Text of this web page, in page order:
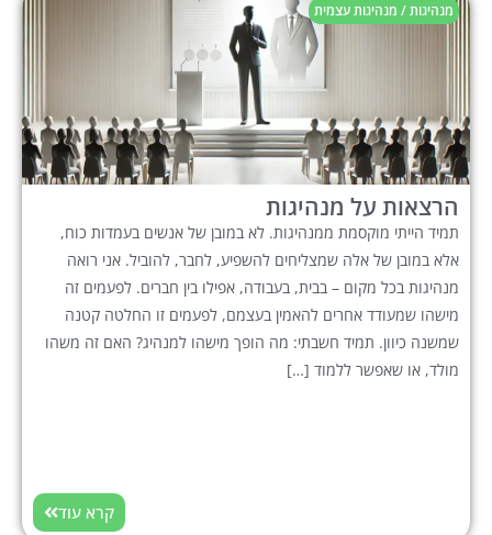
מנהיגות / מנהיגות עצמית
הרצאות על מנהיגות
תמיד הייתי מוקסמת ממנהיגות. לא במובן של אנשים בעמדות כוח,
אלא במובן של אלה שמצליחים להשפיע, לחבר, להוביל. אני רואה
מנהיגות בכל מקום – בבית, בעבודה, אפילו בין חברים. לפעמים זה
מישהו שמעודד אחרים להאמין בעצמם, לפעמים זו החלטה קטנה
שמשנה כיוון. תמיד חשבתי: מה הופך מישהו למנהיג? האם זה משהו
מולד, או שאפשר ללמוד […]
קרא עוד